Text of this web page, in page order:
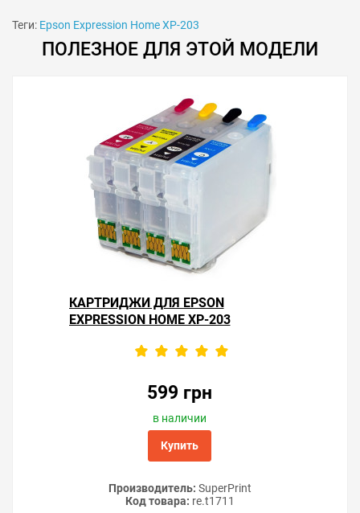
Теги: Epson Expression Home XP-203
ПОЛЕЗНОЕ ДЛЯ ЭТОЙ МОДЕЛИ
КАРТРИДЖИ ДЛЯ EPSON
EXPRESSION HOME XP-203
599 грн
в наличии
Купить
Производитель: SuperPrint
Код товара: re.t1711